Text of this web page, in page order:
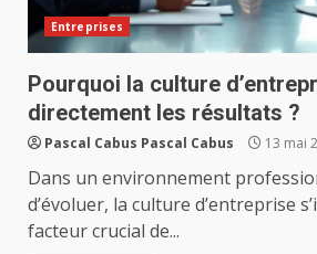
Entreprises
Pourquoi la culture
directement les résultats ?
Pascal Cabus Pascal Cabus 13 mai
Dans un environnement
d’évoluer, la culture d’entreprise
facteur crucial de...